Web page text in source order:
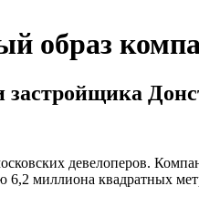
образ
застройщика
девелоперов.
6,2 миллиона квадратных